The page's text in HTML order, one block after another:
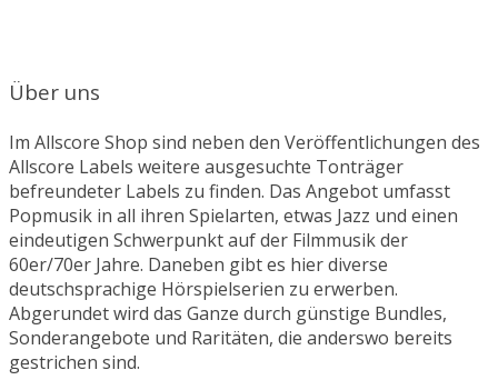
Über uns
Im Allscore Shop sind neben den Veröffentlichungen des
Allscore Labels weitere ausgesuchte Tonträger
befreundeter Labels zu finden. Das Angebot umfasst
Popmusik in all ihren Spielarten, etwas Jazz und einen
eindeutigen Schwerpunkt auf der Filmmusik der
60er/70er Jahre. Daneben gibt es hier diverse
deutschsprachige Hörspielserien zu erwerben.
Abgerundet wird das Ganze durch günstige Bundles,
Sonderangebote und Raritäten, die anderswo bereits
gestrichen sind.